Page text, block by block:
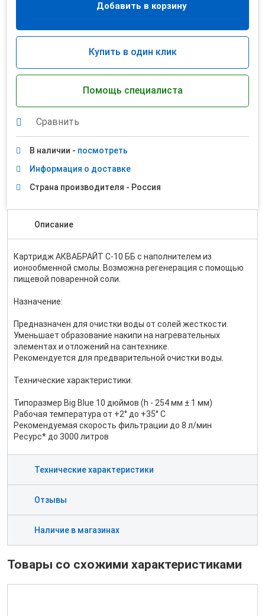
Добавить в корзину
Купить в один клик
Помощь специалиста
Сравнить
В наличии - посмотреть
Информация о доставке
Страна производителя - Россия
Описание
Картридж АКВАБРАЙТ C-10 ББ с наполнителем из
ионообменной смолы. Возможна регенерация с помощью
пищевой поваренной соли.
Назначение:
Предназначен для очистки воды от солей жесткости.
Уменьшает образование накипи на нагревательных
элементах и отложений на сантехнике.
Рекомендуется для предварительной очистки воды.
Технические характеристики:
Типоразмер Big Blue 10 дюймов (h - 254 мм ± 1 мм)
Рабочая температура от +2° до +35° С
Рекомендуемая скорость фильтрации до 8 л/мин
Ресурс* до 3000 литров
Технические характеристики
Отзывы
Наличие в магазинах
Товары со схожими характеристиками